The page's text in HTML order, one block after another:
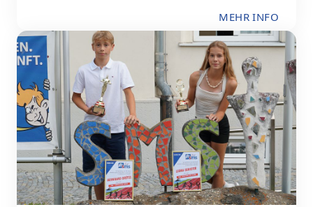
MEHR INFO